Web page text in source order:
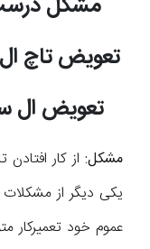
تعویض تاچ
تعویض ال
مشکل: از کار
یکی دیگر از
عموم خود